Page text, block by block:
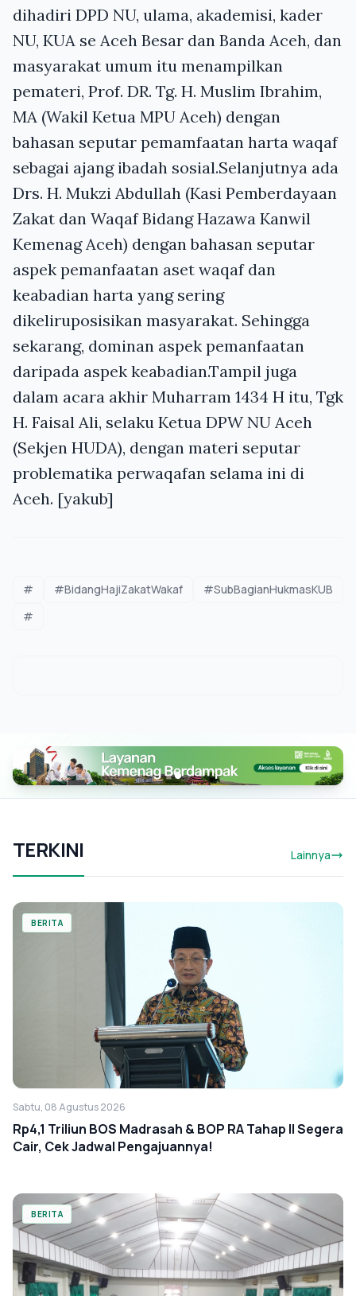
dihadiri DPD NU, ulama, akademisi, kader
NU, KUA se Aceh Besar dan Banda Aceh, dan
masyarakat umum itu menampilkan
pemateri, Prof. DR. Tg. H. Muslim Ibrahim,
MA (Wakil Ketua MPU Aceh) dengan
bahasan seputar pemamfaatan harta waqaf
sebagai ajang ibadah sosial.Selanjutnya ada
Drs. H. Mukzi Abdullah (Kasi Pemberdayaan
Zakat dan Waqaf Bidang Hazawa Kanwil
Kemenag Aceh) dengan bahasan seputar
aspek pemanfaatan aset waqaf dan
keabadian harta yang sering
dikeliruposisikan masyarakat. Sehingga
sekarang, dominan aspek pemanfaatan
daripada aspek keabadian.Tampil juga
dalam acara akhir Muharram 1434 H itu, Tgk
H. Faisal Ali, selaku Ketua DPW NU Aceh
(Sekjen HUDA), dengan materi seputar
problematika perwaqafan selama ini di
Aceh. [yakub]
# #BidangHajiZakatWakaf
#SubBagianHukmasKUB
#
TERKINI Lainnya
BERITA
Sabtu, 08 Agustus 2026
Rp4,1 Triliun BOS Madrasah & BOP RA Tahap II Segera
Cair, Cek Jadwal Pengajuannya!
BERITA